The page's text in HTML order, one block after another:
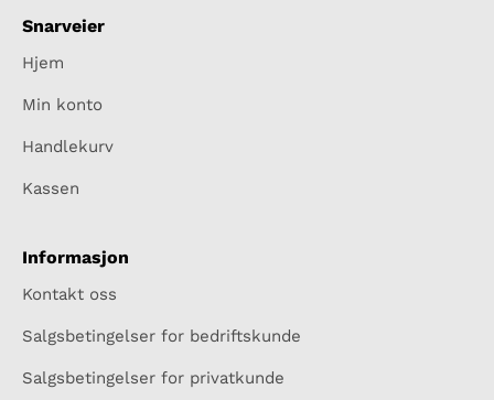
Snarveier
Hjem
Min konto
Handlekurv
Kassen
Informasjon
Kontakt oss
Salgsbetingelser for bedriftskunde
Salgsbetingelser for privatkunde